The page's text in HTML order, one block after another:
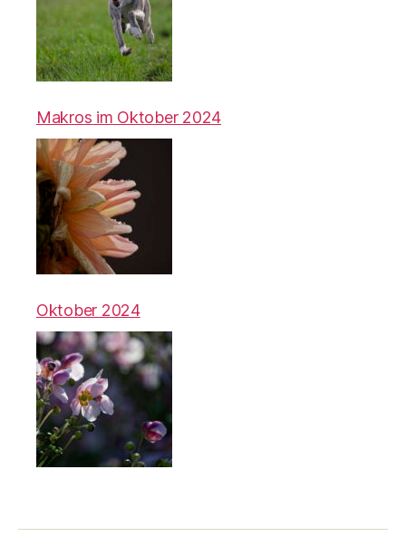
Makros im Oktober 2024
Oktober 2024